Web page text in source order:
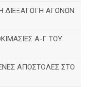
ΔΙΕΞΑΓΩΓΗ ΑΓΩΝΩΝ
Α-Γ ΤΟΥ
ΑΠΟΣΤΟΛΕΣ ΣΤΟ